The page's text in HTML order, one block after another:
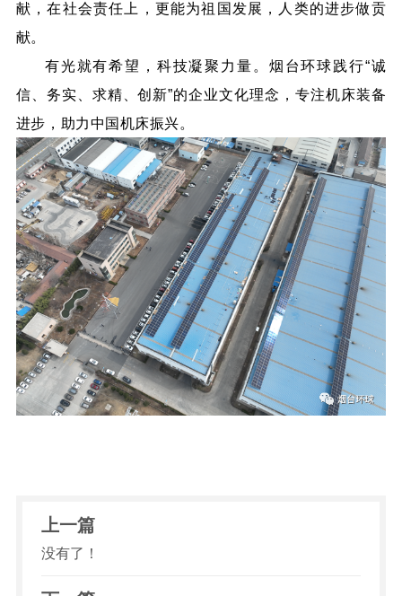
献，在社会责任上，更能为祖国发展，人类的进步做贡
献。
有光就有希望，科技凝聚力量。烟台环球践行“诚
信、务实、求精、创新”的企业文化理念，专注机床装备
进步，助力中国机床振兴。
上一篇
没有了！